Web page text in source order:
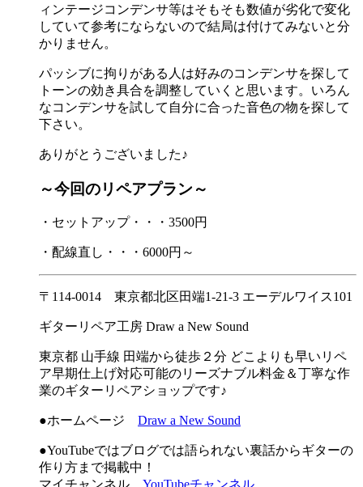
ィンテージコンデンサ等はそもそも数値が劣化で変化
していて参考にならないので結局は付けてみないと分
かりません。
パッシブに拘りがある人は好みのコンデンサを探して
トーンの効き具合を調整していくと思います。いろん
なコンデンサを試して自分に合った音色の物を探して
下さい。
ありがとうございました♪
～今回のリペアプラン～
・セットアップ・・・3500円
・配線直し・・・6000円～
〒114-0014 東京都北区田端1-21-3 エーデルワイス101
ギターリペア工房 Draw a New Sound
東京都 山手線 田端から徒歩２分 どこよりも早いリペ
ア早期仕上げ対応可能のリーズナブル料金＆丁寧な作
業のギターリペアショップです♪
●ホームページ Draw a New Sound
●YouTubeではブログでは語られない裏話からギターの
作り方まで掲載中！